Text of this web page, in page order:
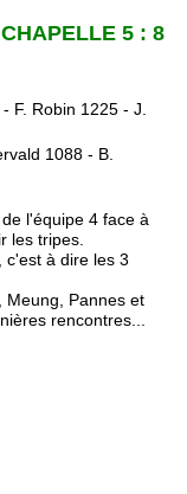
5 : 8
F. Robin 1225 - J.
1088 - B.
l'équipe 4 face à
les tripes.
c'est à dire les 3
Meung, Pannes et
rencontres...